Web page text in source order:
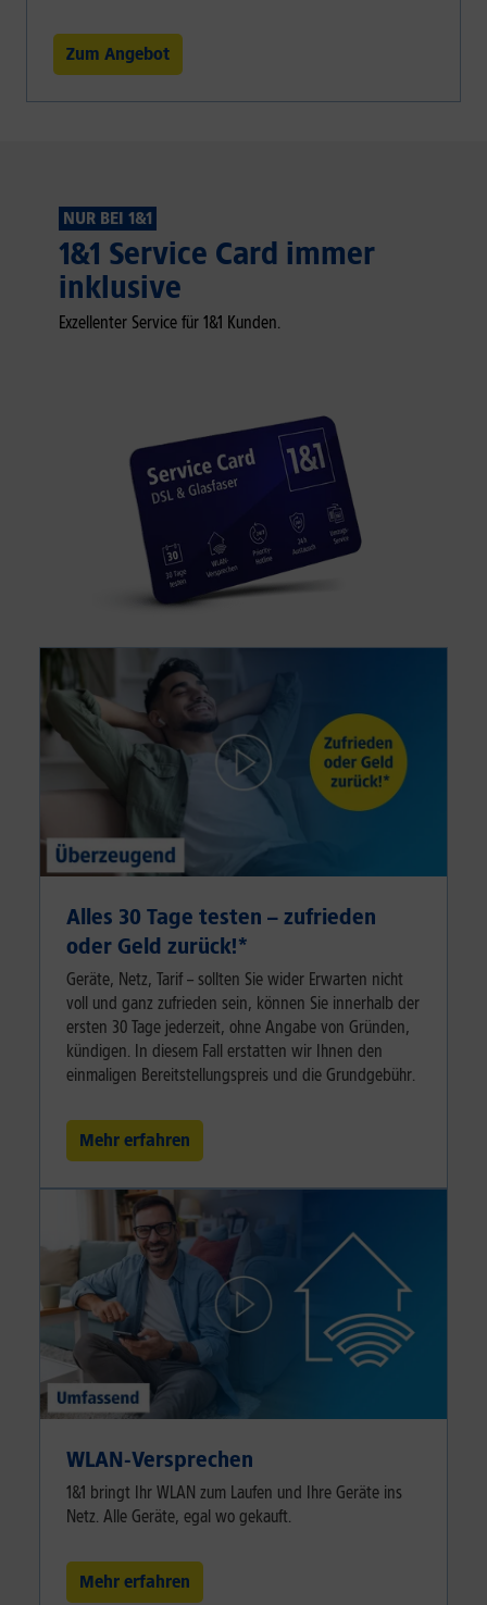
Zum Angebot
NUR BEI 1&1
1&1 Service Card immer
inklusive
Exzellenter Service für 1&1 Kunden.
Alles 30 Tage testen – zufrieden
oder Geld zurück!⁠*
Geräte, Netz, Tarif – sollten Sie wider Erwarten nicht
voll und ganz zufrieden sein, können Sie innerhalb der
ersten 30 Tage jederzeit, ohne Angabe von Gründen,
kündigen. In diesem Fall erstatten wir Ihnen den
einmaligen Bereitstellungspreis und die Grundgebühr.
Mehr erfahren
WLAN-Versprechen
1&1 bringt Ihr WLAN zum Laufen und Ihre Geräte ins
Netz. Alle Geräte, egal wo gekauft.
Mehr erfahren